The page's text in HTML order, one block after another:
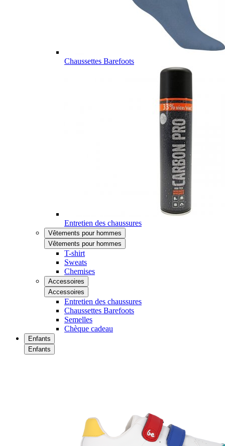
Chaussettes Barefoots
Entretien des chaussures
Vêtements pour hommes
Vêtements pour hommes
T-shirt
Sweats
Chemises
Accessoires
Accessoires
Entretien des chaussures
Chaussettes Barefoots
Semelles
Chèque cadeau
Enfants
Enfants